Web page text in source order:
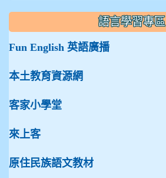
語言學習專區
Fun English 英語廣播
本土教育資源網
客家小學堂
來上客
原住民族語文教材